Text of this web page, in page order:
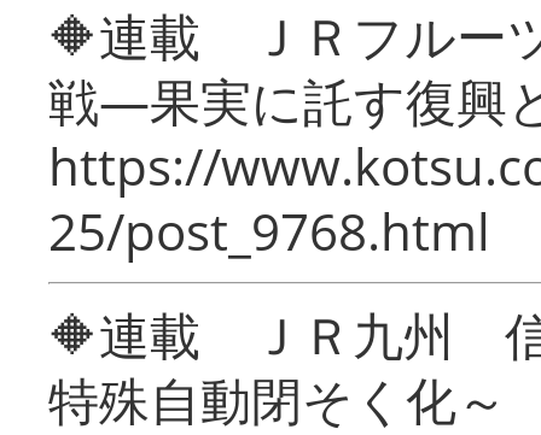
🔶連載 ＪＲフルー
戦―果実に託す復興
https://
25/post_9768.html
🔶連載 ＪＲ九州 信
特殊自動閉そく化～